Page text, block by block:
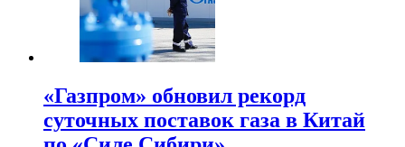
«Газпром» обновил рекорд
суточных поставок газа в Китай